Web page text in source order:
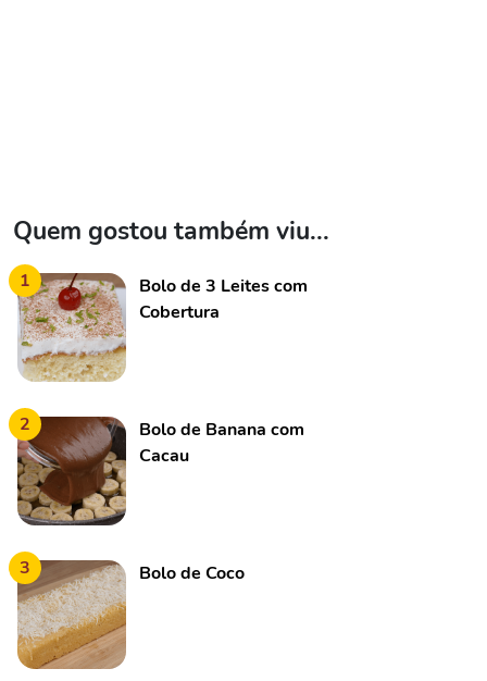
Quem gostou também viu...
1
Bolo de 3 Leites com
Cobertura
2
Bolo de Banana com
Cacau
3 Bolo de Coco